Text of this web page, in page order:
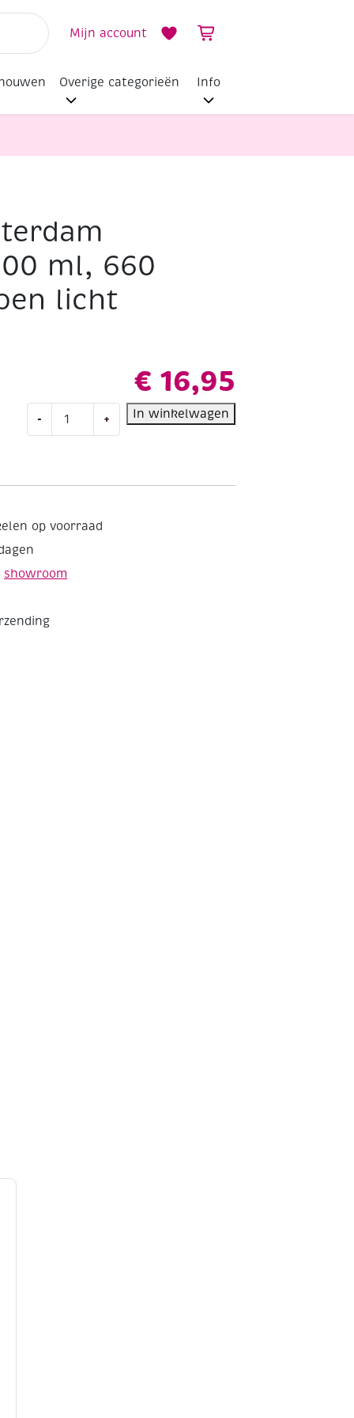
Mijn account
Overige categorieën Info
ml, 660
licht
€ 16,95
-
Amsterdam
licht
aantal
+ In winkelwagen
op voorraad
showroom